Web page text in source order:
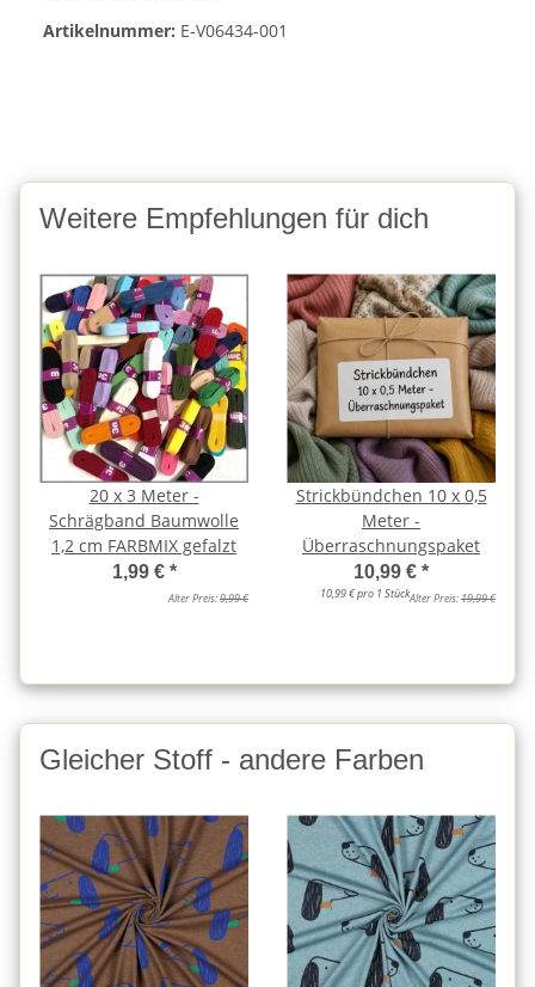
Artikelnummer: E-V06434-001
Weitere Empfehlungen für dich
20 x 3 Meter -
Schrägband Baumwolle
1,2 cm FARBMIX gefalzt
1,99 € *
Alter Preis:9,99 €
Strickbündchen 10 x 0,5
Meter -
Überraschnungspaket
10,99 € *
10,99 € pro 1 StückAlter Preis:19,99 €
Gleicher Stoff - andere Farben